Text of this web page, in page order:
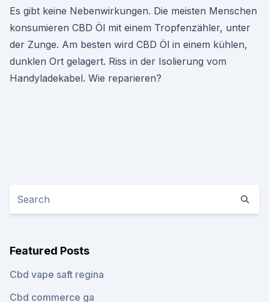
Es gibt keine Nebenwirkungen. Die meisten Menschen
konsumieren CBD Öl mit einem Tropfenzähler, unter
der Zunge. Am besten wird CBD Öl in einem kühlen,
dunklen Ort gelagert. Riss in der Isolierung vom
Handyladekabel. Wie reparieren?
Featured Posts
Cbd vape saft regina
Cbd commerce ga